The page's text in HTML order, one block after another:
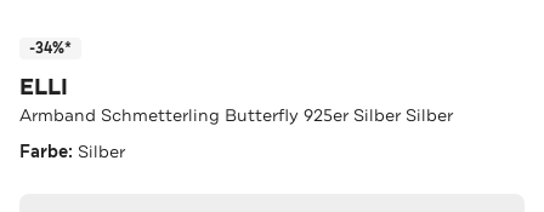
-34%*
ELLI
Armband Schmetterling Butterfly 925er Silber Silber
Farbe: Silber